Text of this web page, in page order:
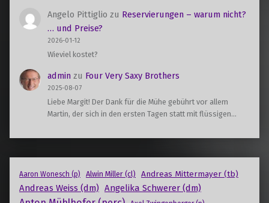
Angelo Pittiglio zu Reservierungen – warum nicht?
… und Preise?
2026-01-12
Wieviel kostet?
admin zu Four Very Saxy Brothers
2025-08-07
Liebe Margit! Der Dank für die Mühe gebührt vor allem
Martin, der sich in den ersten Tagen statt mit flüssigen…
Aaron Wonesch (p) Alwin Miller (cl) Andreas Mittermayer (tb)
Andreas Weiss (dm) Angelika Schwerer (dm)